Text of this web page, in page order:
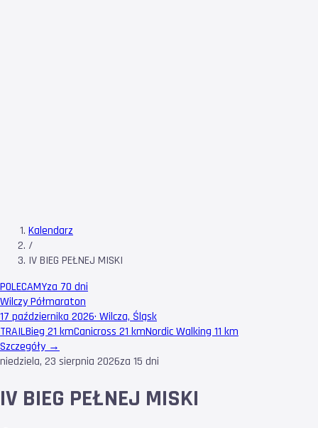
Kalendarz
/
IV BIEG PEŁNEJ MISKI
POLECAMYza 70 dni
Wilczy Półmaraton
17 października 2026· Wilcza, Śląsk
TRAILBieg 21 kmCanicross 21 kmNordic Walking 11 km
Szczegóły →
niedziela, 23 sierpnia 2026za 15 dni
IV BIEG PEŁNEJ MISKI